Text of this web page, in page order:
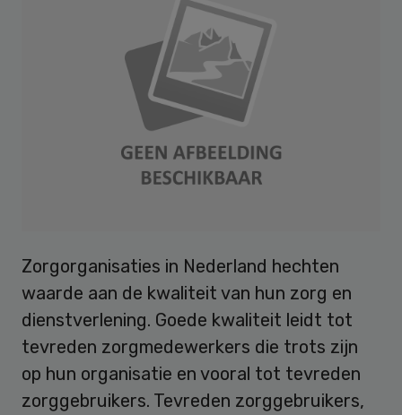
Zorgorganisaties in Nederland hechten
waarde aan de kwaliteit van hun zorg en
dienstverlening. Goede kwaliteit leidt tot
tevreden zorgmedewerkers die trots zijn
op hun organisatie en vooral tot tevreden
zorggebruikers. Tevreden zorggebruikers,